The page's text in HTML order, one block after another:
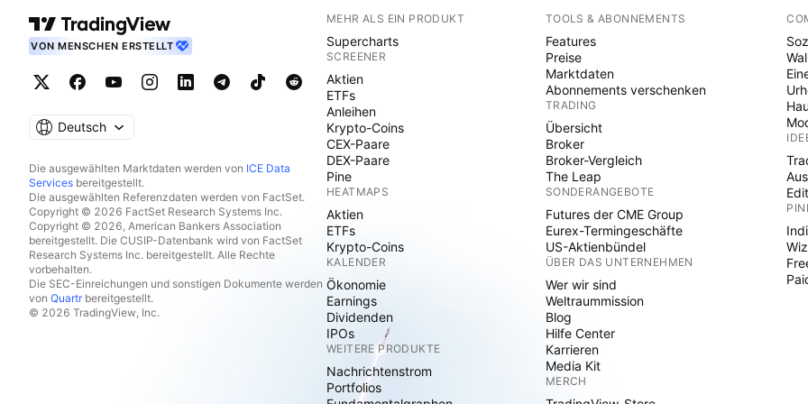
VON MENSCHEN ERSTELLT
Deutsch
Die ausgewählten Marktdaten werden von ICE Data
Services bereitgestellt.
Die ausgewählten Referenzdaten werden von FactSet.
Copyright © 2026 FactSet Research Systems Inc.
Copyright © 2026, American Bankers Association
bereitgestellt. Die CUSIP-Datenbank wird von FactSet
Research Systems Inc. bereitgestellt. Alle Rechte
vorbehalten.
Die SEC-Einreichungen und sonstigen Dokumente werden
von Quartrbereitgestellt.
© 2026 TradingView, Inc.
MEHR ALS EIN PRODUKT
Supercharts
SCREENER
Aktien
ETFs
Anleihen
Krypto-Coins
CEX-Paare
DEX-Paare
Pine
HEATMAPS
Aktien
ETFs
Krypto-Coins
KALENDER
Ökonomie
Earnings
Dividenden
IPOs
WEITERE PRODUKTE
Nachrichtenstrom
Portfolios
TOOLS & ABONNEMENTS
Features
Preise
Marktdaten
Abonnements verschenken
TRADING
Übersicht
Broker
Broker-Vergleich
The Leap
SONDERANGEBOTE
Futures der CME Group
Eurex-Termingeschäfte
US-Aktienbündel
ÜBER DAS UNTERNEHMEN
Wer wir sind
Weltraummission
Blog
Hilfe Center
Karrieren
Media Kit
MERCH